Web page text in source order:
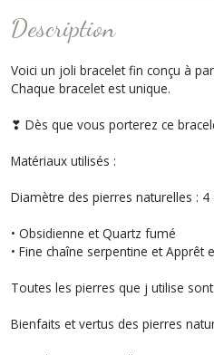
Description
Voici un joli bracelet fin conçu à
Chaque bracelet est unique.
❣ Dès que vous porterez ce
Matériaux utilisés :
Diamètre des pierres naturelles :
• Obsidienne et Quartz fumé
• Fine chaîne serpentine et Apprêt
Toutes les pierres que j utilise
Bienfaits et vertus des pierres